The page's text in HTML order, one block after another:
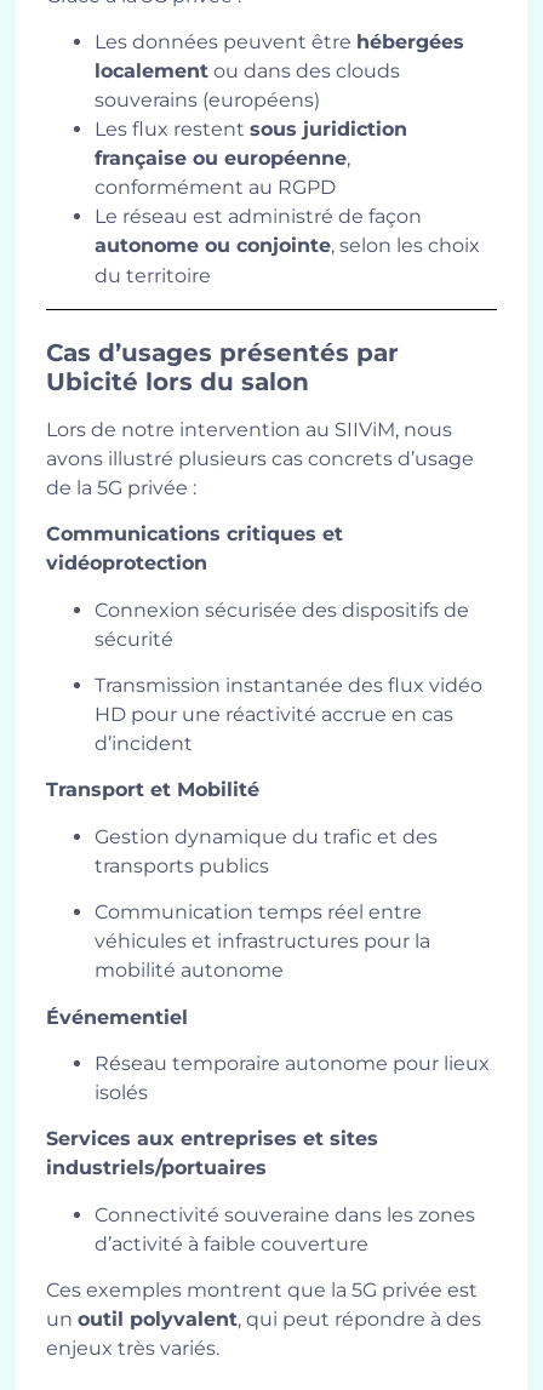
Les données peuvent être hébergées
localement ou dans des clouds
souverains (européens)
Les flux restentsous juridiction
française ou européenne,
conformément au RGPD
Le réseau est administré de façon
autonome ou conjointe, selon les choix
du territoire
Cas d’usages présentés par
Ubicité lors du salon
Lors de notre intervention au SIIViM, nous
avons illustré plusieurs cas concrets d’usage
de la 5G privée :
Communications critiques et
vidéoprotection
Connexion sécurisée des dispositifs de
sécurité
Transmission instantanée des flux vidéo
HD pour une réactivité accrue en cas
d’incident
Transport et Mobilité
Gestion dynamique du trafic et des
transports publics
Communication temps réel entre
véhicules et infrastructures pour la
mobilité autonome
Événementiel
Réseau temporaire autonome pour lieux
isolés
Services aux entreprises et sites
industriels/portuaires
Connectivité souveraine dans les zones
d’activité à faible couverture
Ces exemples montrent que la 5G privée est
unoutil polyvalent, qui peut répondre à des
enjeux très variés.